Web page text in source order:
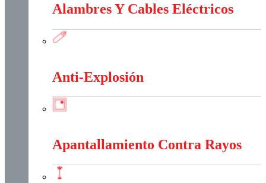
Alambres Y Cables Eléctricos
Anti-Explosión
Apantallamiento Contra Rayos